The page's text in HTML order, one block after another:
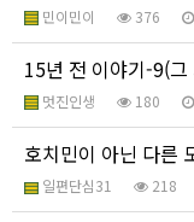
민이민이 376
15년 전 이야기-9(그
멋진인생 180
호치민이 아닌 다른 도
일편단심31 218